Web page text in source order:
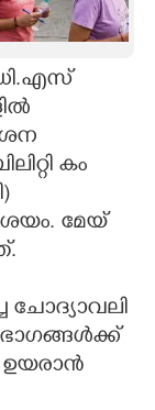
കം
മേയ്
ചോദ്യാവലി